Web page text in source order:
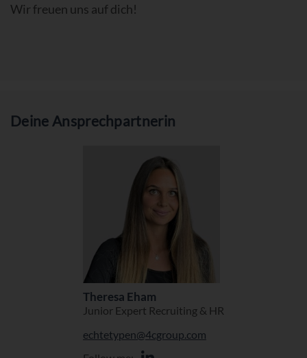
Wir freuen uns auf dich!
Deine Ansprechpartnerin
Theresa Eham
Junior Expert Recruiting & HR
echtetypen@4cgroup.com